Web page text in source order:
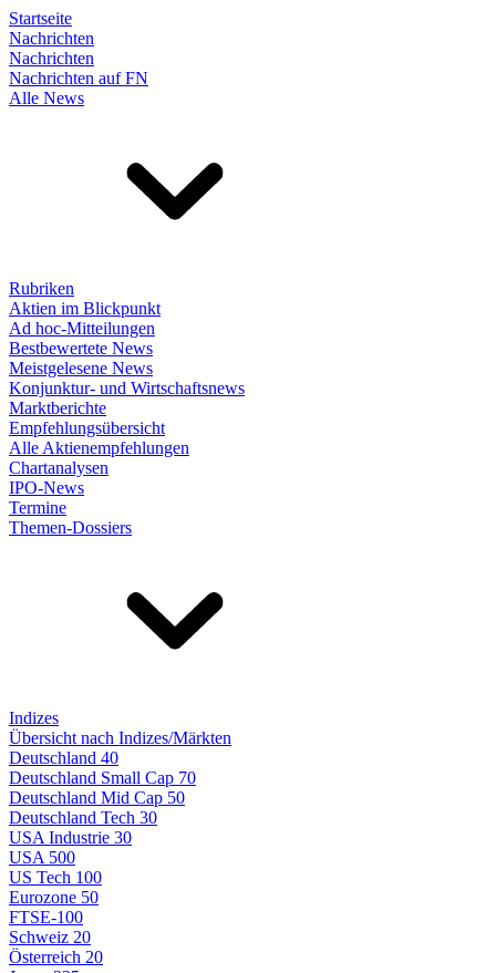
Startseite
Nachrichten
Nachrichten
Nachrichten auf FN
Alle News
Rubriken
Aktien im Blickpunkt
Ad hoc-Mitteilungen
Bestbewertete News
Meistgelesene News
Konjunktur- und Wirtschaftsnews
Marktberichte
Empfehlungsübersicht
Alle Aktienempfehlungen
Chartanalysen
IPO-News
Termine
Themen-Dossiers
Indizes
Übersicht nach Indizes/Märkten
Deutschland 40
Deutschland Small Cap 70
Deutschland Mid Cap 50
Deutschland Tech 30
USA Industrie 30
USA 500
US Tech 100
Eurozone 50
FTSE-100
Schweiz 20
Österreich 20